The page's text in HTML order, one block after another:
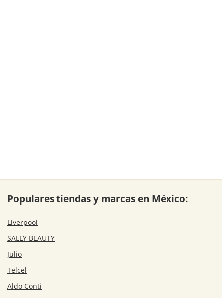
Populares tiendas y marcas en México:
Liverpool
SALLY BEAUTY
Julio
Telcel
Aldo Conti